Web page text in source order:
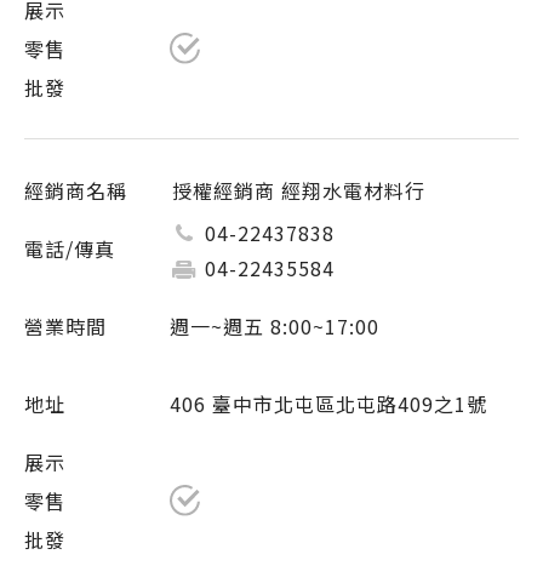
授權經銷商 經翔水電材料行
04-22437838
04-22435584
週一~週五 8:00~17:00
406 臺中市北屯區北屯路409之1號